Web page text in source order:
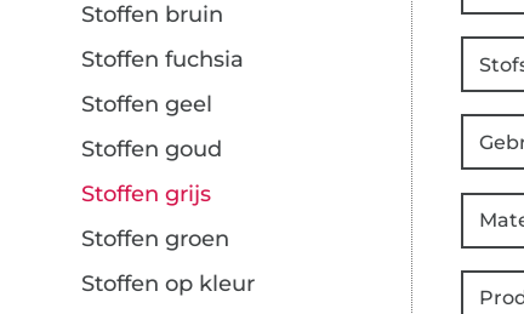
Stoffen bruin
Stoffen fuchsia
Stoffen geel
Stoffen goud
Stoffen grijs
Stoffen groen
Stoffen op kleur